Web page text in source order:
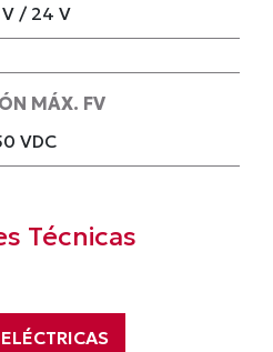
V / 24 V
MÁX. FV
VDC
Técnicas